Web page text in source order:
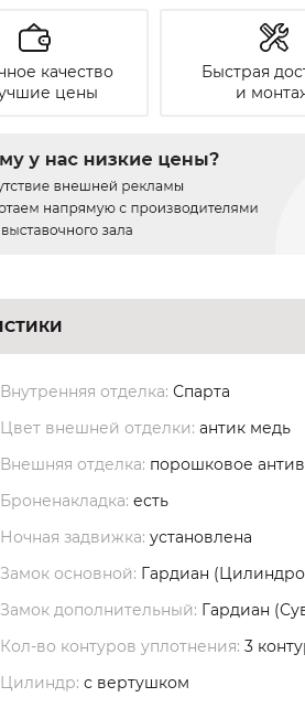
качество
цены
Быстрая
и
Внутренняя отделка: Спарта
Цвет внешней отделки: антик медь
Внешняя отделка: порошковое
Броненакладка: есть
Ночная задвижка: установлена
Замок основной: Гардиан
Замок дополнительный: Гардиан
Кол-во контуров уплотнения: 3
Цилиндр: с вертушком